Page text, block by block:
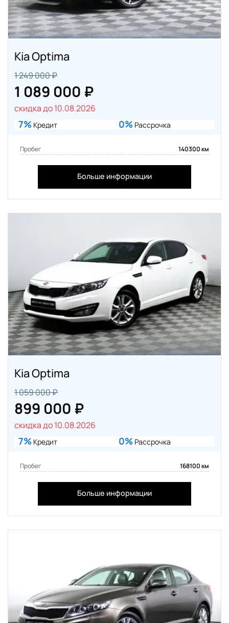
Kia Optima
1 249 000 ₽
1 089 000 ₽
скидка до 10.08.2026
7% Кредит 0% Рассрочка
Пробег 140300 км
Больше информации
Kia Optima
1 059 000 ₽
899 000 ₽
скидка до 10.08.2026
7% Кредит 0% Рассрочка
Пробег 168100 км
Больше информации